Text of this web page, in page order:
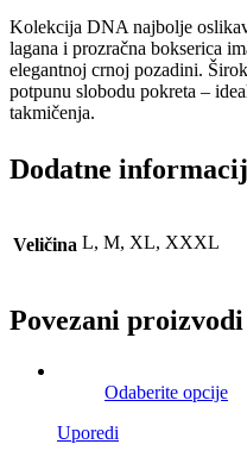
Kolekcija DNA najbolje
lagana i prozračna bokserica
elegantnoj crnoj pozadini.
potpunu slobodu pokreta –
takmičenja.
Dodatne
Veličina L, M, XL, XXXL
Povezani proizvodi
Odaberite opcije
Uporedi